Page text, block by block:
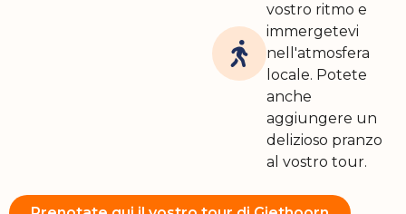
vostro ritmo e
immergetevi
nell'atmosfera
locale. Potete
anche
aggiungere un
delizioso pranzo
al vostro tour.